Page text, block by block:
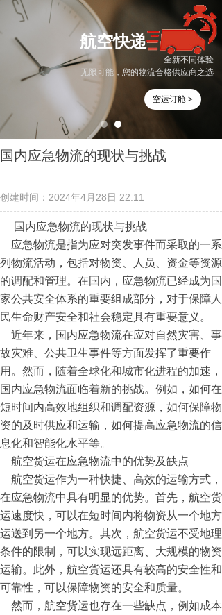
全新不同体验
无限可能，您的物流合格供应商之选
航空快递
空运订舱 >
国内应急物流的现状与挑战
创建时间： 2024年4月28日 22:11
国内应急物流的现状与挑战
应急物流是指为应对突发事件而采取的一系
列物流活动，包括对物资、人员、资金等资源
的调配和管理。在国内，应急物流已经成为国
家公共安全体系的重要组成部分，对于保障人
民生命财产安全和社会稳定具有重要意义。
近年来，国内应急物流在应对自然灾害、事
故灾难、公共卫生事件等方面发挥了重要作
用。然而，随着全球化和城市化进程的加速，
国内应急物流面临着新的挑战。例如，如何在
短时间内高效地组织和调配资源，如何保障物
资的及时供应和运输，如何提高应急物流的信
息化和智能化水平等。
航空货运在应急物流中的优势及缺点
航空货运作为一种快捷、高效的运输方式，
在应急物流中具有明显的优势。首先，航空货
运速度快，可以在短时间内将物资从一个地方
运送到另一个地方。其次，航空货运不受地理
条件的限制，可以实现远距离、大规模的物资
运输。此外，航空货运还具有较高的安全性和
可靠性，可以保障物资的安全和质量。
然而，航空货运也存在一些缺点，例如成本